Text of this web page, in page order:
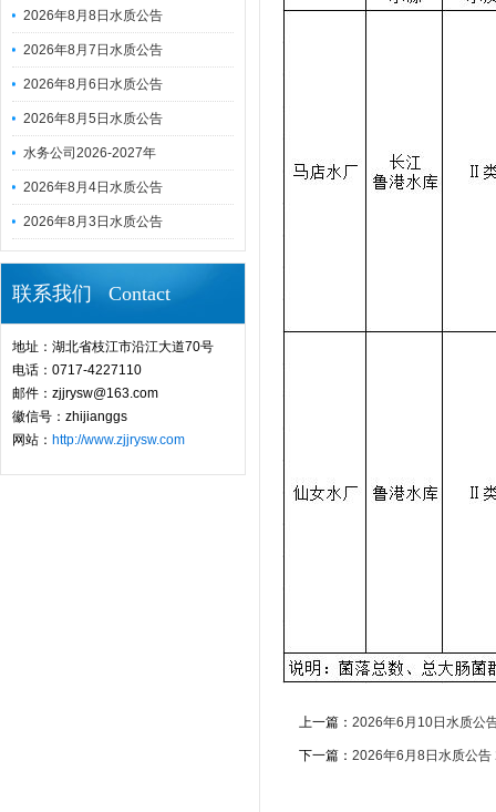
2026年8月8日水质公告
2026年8月7日水质公告
2026年8月6日水质公告
2026年8月5日水质公告
水务公司2026-2027年
2026年8月4日水质公告
2026年8月3日水质公告
联系我们 Contact
地址：湖北省枝江市沿江大道70号
电话：0717-4227110
邮件：zjjrysw@163.com
徽信号：zhijianggs
网站： http://www.zjjrysw.com
上一篇： 2026年6月10日水质公
下一篇： 2026年6月8日水质公告